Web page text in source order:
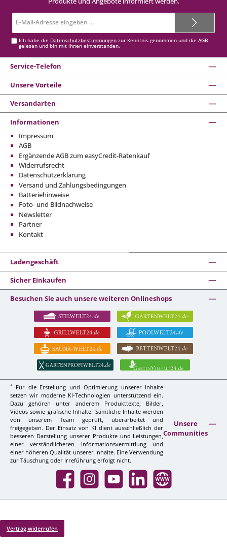
Mail-
Ich habe die Datenschutzbestimmungen zur Kenntnis genommen und dieAGB
gelesen und bin mit ihnen einverstanden.
Service-Telefon
Unsere Vorteile
Versandarten
Informationen
Impressum
AGB
Ergänzende AGB zum easyCredit-Ratenkauf
Widerrufsrecht
Datenschutzerklärung
Versand und Zahlungsbedingungen
Batteriehinweise
Foto- und Bildnachweise
Newsletter
Partner
Kontakt
Ladengeschäft
Sicher Einkaufen
Besuchen Sie auch unsere weiteren Onlineshops
*
Für die Erstellung und Optimierung unserer Inhalte
setzen wir moderne KI-Technologien unterstützend ein.
Dazu gehören unter anderem Produkttexte, Bilder,
Videos sowie grafische Inhalte. Sämtliche Inhalte werden
von unserem Team geprüft, überarbeitet und
freigegeben. Der Einsatz von KI dient ausschließlich der
besseren Darstellung unserer Produkte und Leistungen,
einer verständlicheren Informationsvermittlung und
einer höheren Qualität unserer Inhalte. Eine Verwendung
zur Täuschung oder Irreführung erfolgt nicht.
Unsere
Communities
Facebook InstagramYouTube LinkedIn Website
Vertrag widerrufen